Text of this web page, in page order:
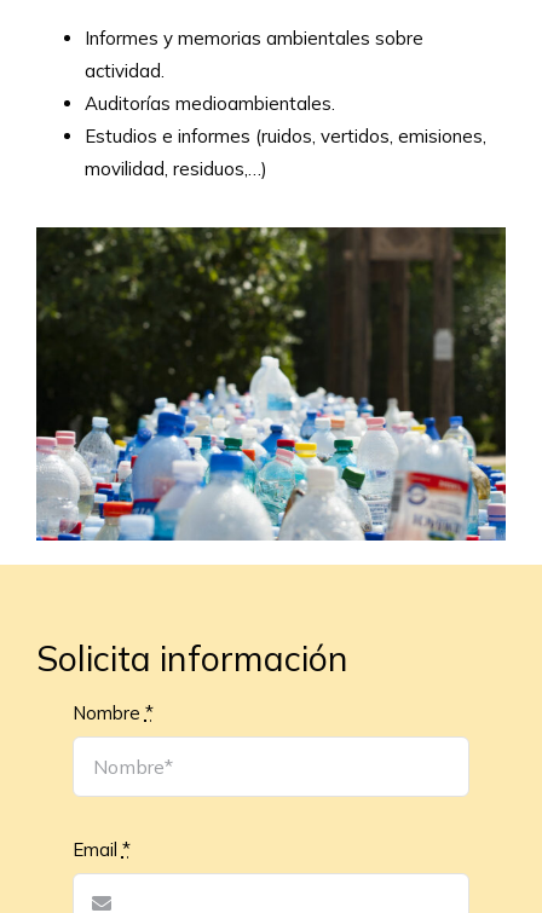
Informes y memorias ambientales sobre
actividad.
Auditorías medioambientales.
Estudios e informes (ruidos, vertidos, emisiones,
movilidad, residuos,…)
Solicita información
Nombre *
Email *